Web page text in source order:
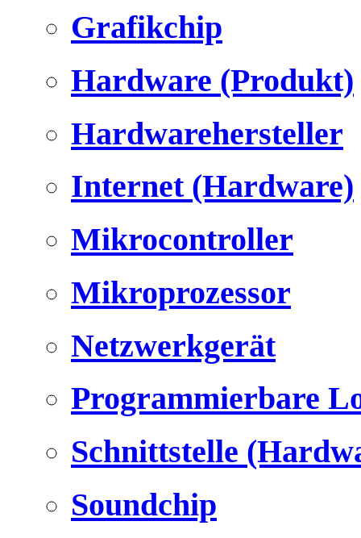
Grafikchip
Hardware (Produkt)
Hardwarehersteller
Internet (Hardware)
Mikrocontroller
Mikroprozessor
Netzwerkgerät
Programmierbare
Schnittstelle
Soundchip